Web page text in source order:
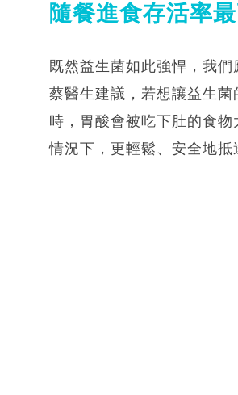
隨餐進食存活率
既然益生菌如此強悍，我
蔡醫生建議，若想讓益生
時，胃酸會被吃下肚的食
情況下，更輕鬆、安全地抵